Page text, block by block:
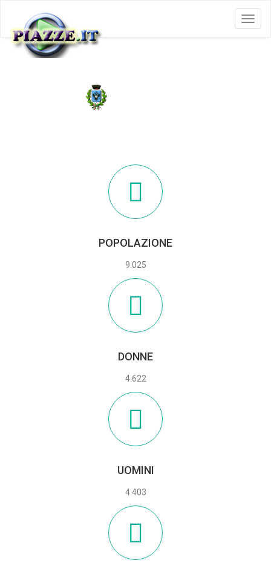
Menu
POPOLAZIONE
9.025
DONNE
4.622
UOMINI
4.403